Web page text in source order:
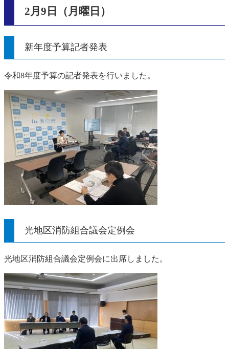
2月9日（月曜日）
新年度予算記者発表
令和8年度予算の記者発表を行いました。
光地区消防組合議会定例会
光地区消防組合議会定例会に出席しました。